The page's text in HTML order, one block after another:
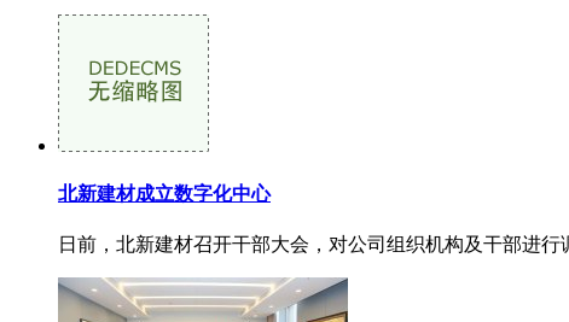
北新建材成立数字化中心
日前，北新建材召开干部大会，对公司组织机构及干部进